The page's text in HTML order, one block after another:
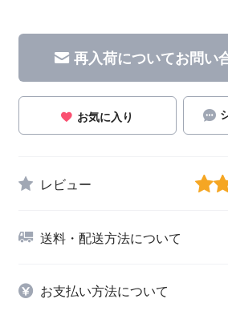
再入荷についてお問い
お気に入り
レビュー
送料・配送方法について
お支払い方法について